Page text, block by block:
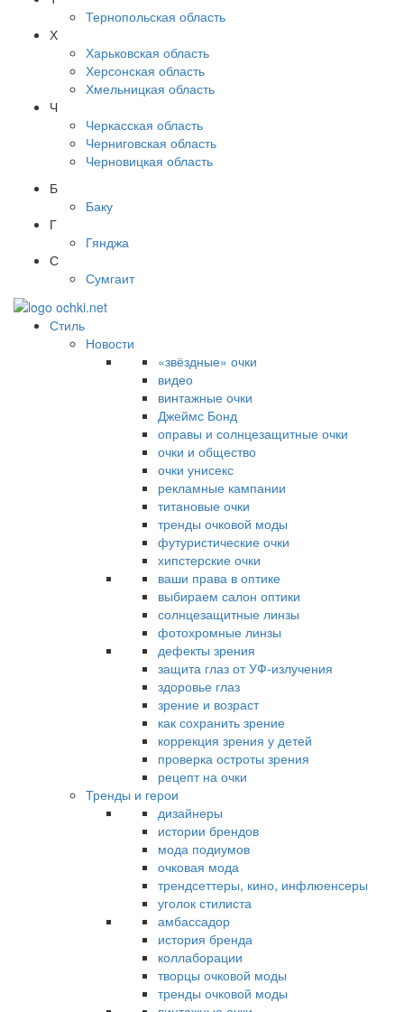
Тернопольская область
Х
Харьковская область
Херсонская область
Хмельницкая область
Ч
Черкасская область
Черниговская область
Черновицкая область
Б
Баку
Г
Гянджа
С
Сумгаит
Стиль
Новости
«звёздные» очки
видео
винтажные очки
Джеймс Бонд
оправы и солнцезащитные очки
очки и общество
очки унисекс
рекламные кампании
титановые очки
тренды очковой моды
футуристические очки
хипстерские очки
ваши права в оптике
выбираем салон оптики
солнцезащитные линзы
фотохромные линзы
дефекты зрения
защита глаз от УФ-излучения
здоровье глаз
зрение и возраст
как сохранить зрение
коррекция зрения у детей
проверка остроты зрения
рецепт на очки
Тренды и герои
дизайнеры
истории брендов
мода подиумов
очковая мода
трендсеттеры, кино, инфлюенсеры
уголок стилиста
амбассадор
история бренда
коллаборации
творцы очковой моды
тренды очковой моды